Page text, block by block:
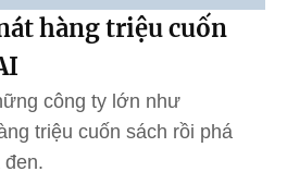
hàng triệu cuốn
công ty lớn như
triệu cuốn sách rồi phá
đen.